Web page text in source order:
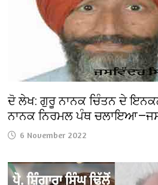
ਦੋ ਲੇਖ: ਗੁਰੂ ਨਾਨਕ ਚਿੰਤਨ ਦੇ
ਨਾਨਕ ਨਿਰਮਲ ਪੰਥ
6 November 2022